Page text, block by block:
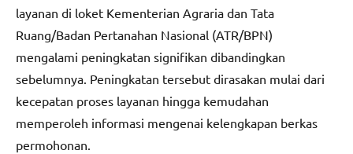
layanan di loket Kementerian Agraria dan Tata
Ruang/Badan Pertanahan Nasional (ATR/BPN)
mengalami peningkatan signifikan dibandingkan
sebelumnya. Peningkatan tersebut dirasakan mulai dari
kecepatan proses layanan hingga kemudahan
memperoleh informasi mengenai kelengkapan berkas
permohonan.